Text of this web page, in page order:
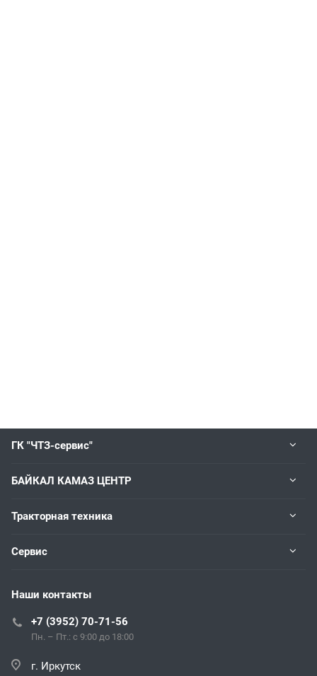
ГК "ЧТЗ-сервис"
БАЙКАЛ КАМАЗ ЦЕНТР
Тракторная техника
Сервис
Наши контакты
+7 (3952) 70-71-56
Пн. – Пт.: с 9:00 до 18:00
г. Иркутск